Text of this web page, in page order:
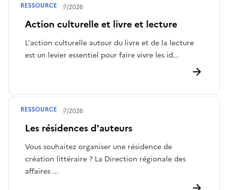
Action culturelle et livre et lecture
L'action culturelle autour du livre et de la lecture
est un levier essentiel pour faire vivre les id...
Publié le28/07/2026
RESSOURCE
Les résidences d'auteurs
Vous souhaitez organiser une résidence de
création littéraire ? La Direction régionale des
affaires ...
Publié le28/07/2026
RESSOURCE